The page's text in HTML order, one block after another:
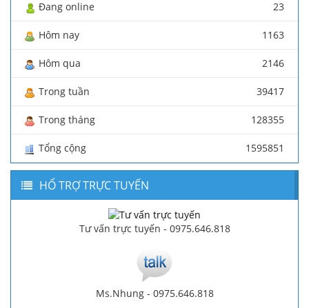
Đang online 23
Hôm nay 1163
Hôm qua 2146
Trong tuần 39417
Trong tháng 128355
Tổng cộng 1595851
HỔ TRỢ TRỰC TUYẾN
Tư vấn trực tuyến - 0975.646.818
Ms.Nhung - 0975.646.818